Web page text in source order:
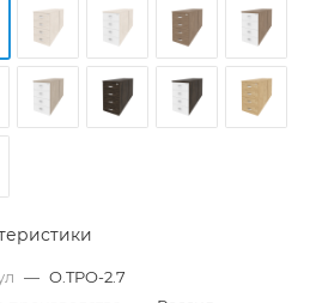
— O.TPO-2.7